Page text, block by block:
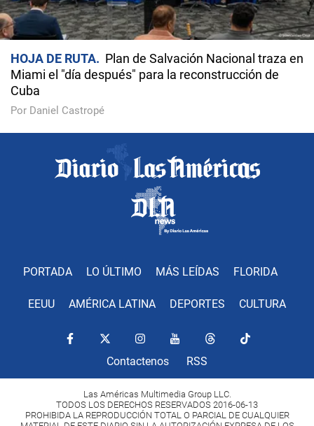
HOJA DE RUTA
Plan de Salvación Nacional traza en
Miami el "día después" para la reconstrucción de
Cuba
Por Daniel Castropé
PORTADA LO ÚLTIMO MÁS LEÍDAS FLORIDA
EEUU AMÉRICA LATINA DEPORTES CULTURA
Contactenos RSS
Las Américas Multimedia Group LLC.
TODOS LOS DERECHOS RESERVADOS 2016-06-13
PROHIBIDA LA REPRODUCCIÓN TOTAL O PARCIAL DE CUALQUIER